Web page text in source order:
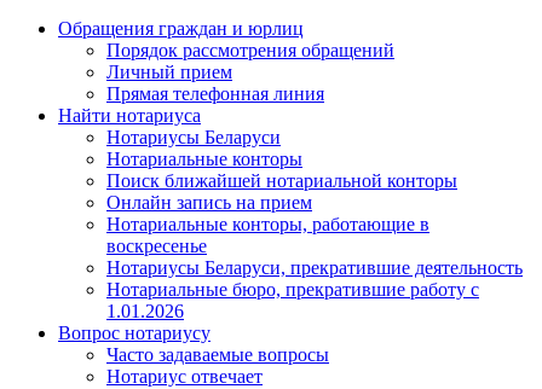
Обращения граждан и юрлиц
Порядок рассмотрения обращений
Личный прием
Прямая телефонная линия
Найти нотариуса
Нотариусы Беларуси
Нотариальные конторы
Поиск ближайшей нотариальной конторы
Онлайн запись на прием
Нотариальные конторы, работающие в
воскресенье
Нотариусы Беларуси, прекратившие деятельность
Нотариальные бюро, прекратившие работу с
1.01.2026
Вопрос нотариусу
Часто задаваемые вопросы
Нотариус отвечает